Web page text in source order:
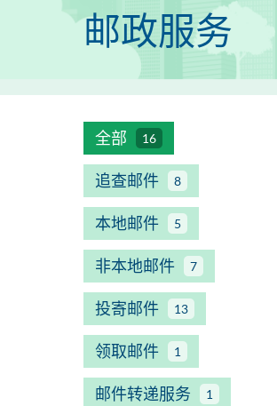
邮政服务
全部 16
追查邮件 8
本地邮件 5
非本地邮件 7
投寄邮件 13
领取邮件 1
邮件转递服务 1